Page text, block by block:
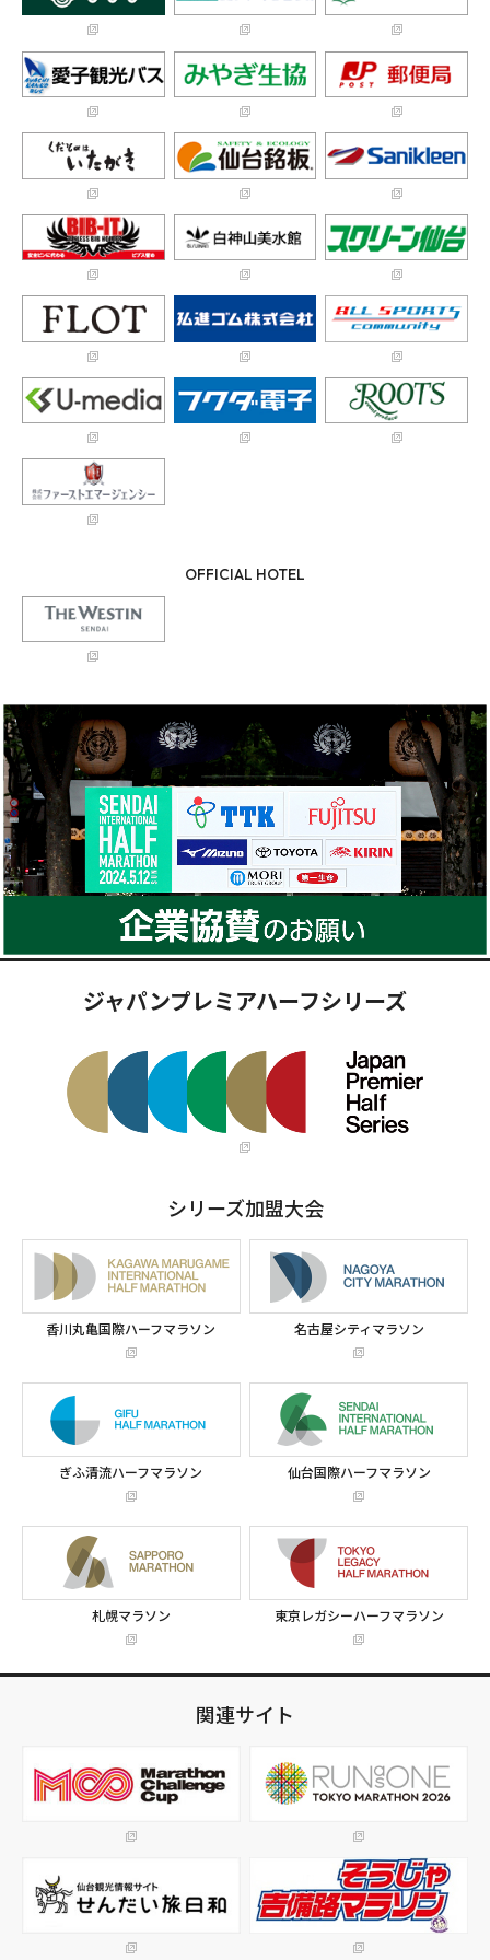
OFFICIAL HOTEL
ジャパンプレミアハーフシリーズ
シリーズ加盟大会
香川丸亀国際ハーフマラソン 名古屋シティマラソン
ぎふ清流ハーフマラソン 仙台国際ハーフマラソン
札幌マラソン 東京レガシーハーフマラソン
関連サイト